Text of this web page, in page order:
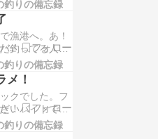
し。他に2名
さ…
く沈める感覚
と大きめのサ
デカイの掛か
来ましたがぶ
ン(笑)短い時
し…
釣りの備忘録
漁港へ。あ！
釣ってる人い
(笑)小鯖のし
レンジを探っ
！！ライトタ
！お持ち帰り
キャスト！一
ジグ飛んでっ
釣りの備忘録
メ！
クでした。フ
いバイトでし
まずの４０
てからHIT!こ
釣りの備忘録